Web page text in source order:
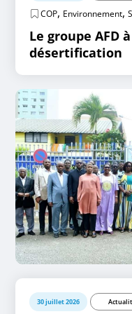
COP, Environnement,
Le groupe AFD
désertification
30 juillet 2026